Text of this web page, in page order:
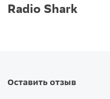
Radio Shark
Оставить отзыв